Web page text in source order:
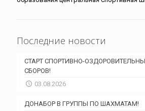
Последние новости
СТАРТ СПОРТИВНО-
СБОРОВ!
03.08.2026
ДОНАБОР В ГРУППЫ ПО ШАХМАТАМ!